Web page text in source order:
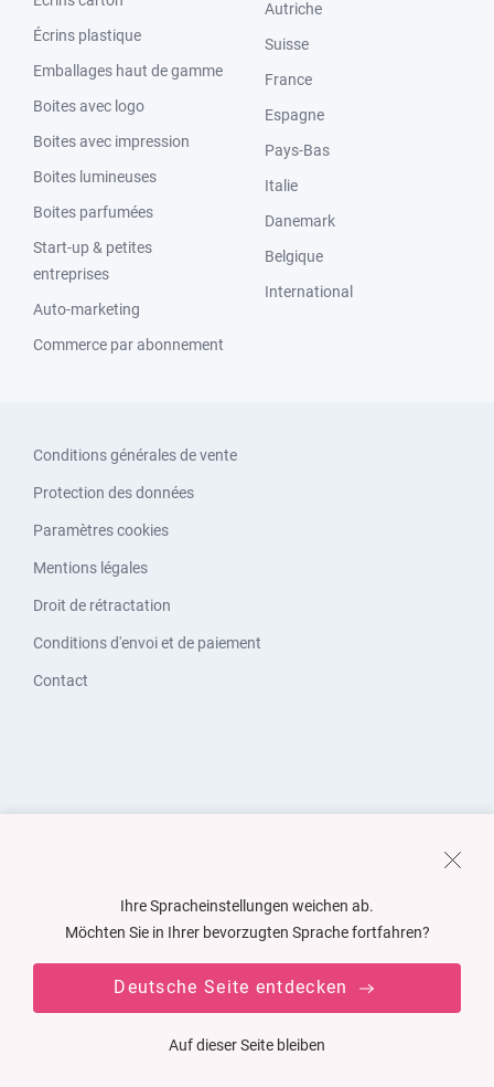
Écrins plastique
Emballages haut de gamme
Boites avec logo
Boites avec impression
Boites lumineuses
Boites parfumées
Start-up & petites
entreprises
Auto-marketing
Commerce par abonnement
Autriche
Suisse
France
Espagne
Pays-Bas
Italie
Danemark
Belgique
International
Conditions générales de vente
Protection des données
Paramètres cookies
Mentions légales
Droit de rétractation
Conditions d'envoi et de paiement
Contact
Ihre Spracheinstellungen weichen ab.
Möchten Sie in Ihrer bevorzugten Sprache fortfahren?
Deutsche Seite entdecken
Auf dieser Seite bleiben